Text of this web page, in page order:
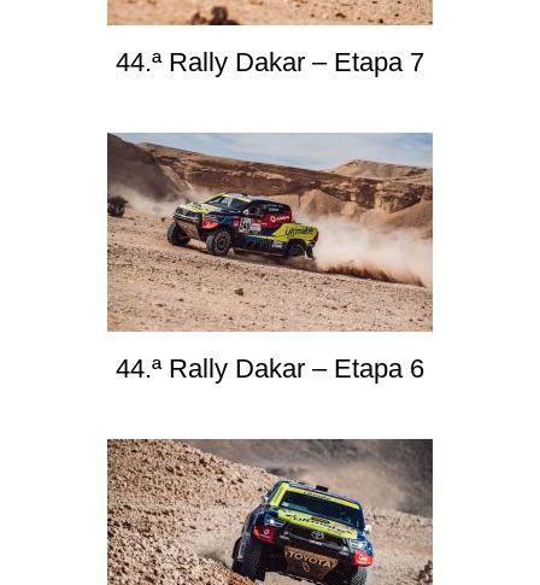
44.ª Rally Dakar – Etapa 7
44.ª Rally Dakar – Etapa 6